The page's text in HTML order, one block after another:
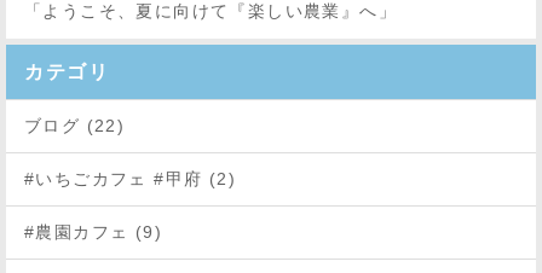
「ようこそ、夏に向けて『楽しい農業』へ」
カテゴリ
ブログ (22)
#いちごカフェ #甲府 (2)
#農園カフェ (9)